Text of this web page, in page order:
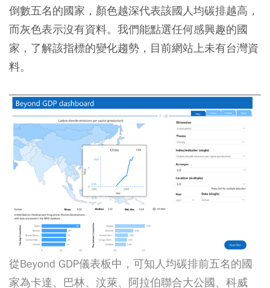
倒數五名的國家，顏色越深代表該國人均碳排越高，
而灰色表示沒有資料。我們能點選任何感興趣的國
家，了解該指標的變化趨勢，目前網站上未有台灣資
料。
從Beyond GDP儀表板中，可知人均碳排前五名的國
家為卡達、巴林、汶萊、阿拉伯聯合大公國、科威